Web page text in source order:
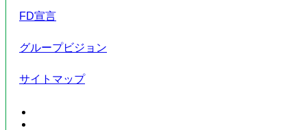
FD宣言
グループビジョン
サイトマップ